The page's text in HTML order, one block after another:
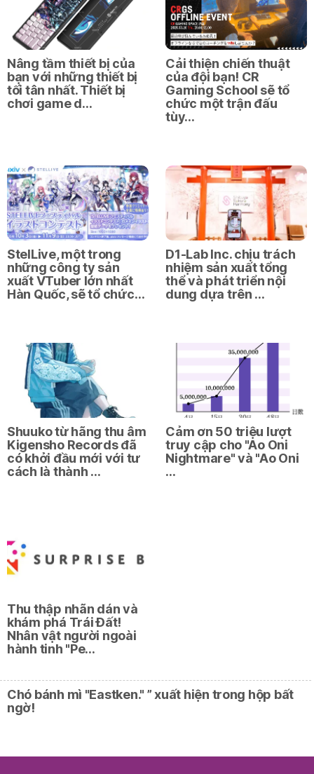
Nâng tầm thiết bị của
bạn với những thiết bị
tối tân nhất. Thiết bị
chơi game d…
Cải thiện chiến thuật
của đội bạn! CR
Gaming School sẽ tổ
chức một trận đấu
tùy…
StelLive, một trong
những công ty sản
xuất VTuber lớn nhất
Hàn Quốc, sẽ tổ chức…
D1-Lab Inc. chịu trách
nhiệm sản xuất tổng
thể và phát triển nội
dung dựa trên …
Shuuko từ hãng thu âm
Kigensho Records đã
có khởi đầu mới với tư
cách là thành …
Cảm ơn 50 triệu lượt
truy cập cho "Ao Oni
Nightmare" và "Ao Oni
…
Thu thập nhãn dán và
khám phá Trái Đất!
Nhân vật người ngoài
hành tinh "Pe…
Chó bánh mì "Eastken." ” xuất hiện trong hộp bất
ngờ!